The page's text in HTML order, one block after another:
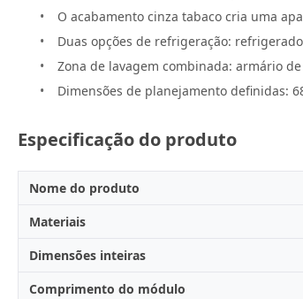
O acabamento cinza tabaco cria uma
Duas opções de refrigeração:
Zona de lavagem combinada: armário
Dimensões de planejamento definidas:
Especificação do produto
Nome do produto
Materiais
Dimensões inteiras
Comprimento do módulo